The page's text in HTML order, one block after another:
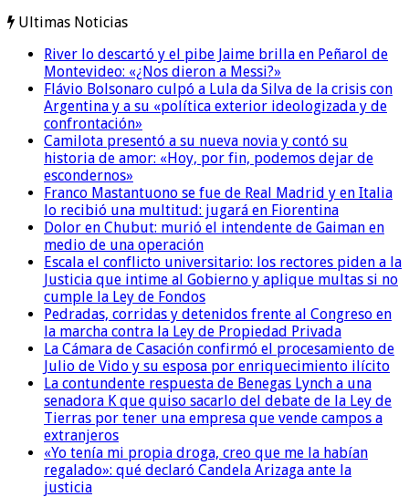
Ultimas Noticias
River lo descartó y el pibe Jaime brilla en Peñarol de
Montevideo: «¿Nos dieron a Messi?»
Flávio Bolsonaro culpó a Lula da Silva de la crisis con
Argentina y a su «política exterior ideologizada y de
confrontación»
Camilota presentó a su nueva novia y contó su
historia de amor: «Hoy, por fin, podemos dejar de
escondernos»
Franco Mastantuono se fue de Real Madrid y en Italia
lo recibió una multitud: jugará en Fiorentina
Dolor en Chubut: murió el intendente de Gaiman en
medio de una operación
Escala el conflicto universitario: los rectores piden a la
Justicia que intime al Gobierno y aplique multas si no
cumple la Ley de Fondos
Pedradas, corridas y detenidos frente al Congreso en
la marcha contra la Ley de Propiedad Privada
La Cámara de Casación confirmó el procesamiento de
Julio de Vido y su esposa por enriquecimiento ilícito
La contundente respuesta de Benegas Lynch a una
senadora K que quiso sacarlo del debate de la Ley de
Tierras por tener una empresa que vende campos a
extranjeros
«Yo tenía mi propia droga, creo que me la habían
regalado»: qué declaró Candela Arizaga ante la
justicia